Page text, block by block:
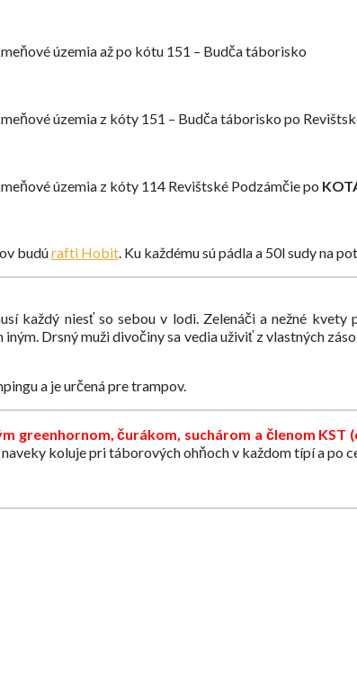
územia až po kótu 151 – Budča táborisko
územia z kóty 151 – Budča táborisko po
územia z kóty 114 Revištské Podzámčie po
budúrafti Hobit. Ku každému sú pádla a 50l sudy na
každý niesť so sebou v lodi. Zelenáči a nežné
Drsný muži divočiny sa vedia uživiť z vlastných
a je určená pre trampov.
čurákom, suchárom a členom KST
koluje pri táborových ohňoch v každom típí a po